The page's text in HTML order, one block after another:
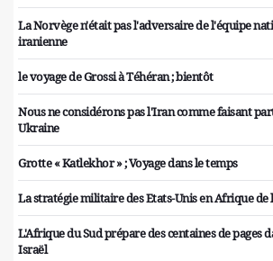
La Norvège n'était pas l'adversaire de l'équipe
iranienne
le voyage de Grossi à Téhéran ; bientôt
Nous ne considérons pas l'Iran comme faisant
Ukraine
Grotte « Katlekhor » ; Voyage dans le temps
La stratégie militaire des Etats-Unis en Afrique de
L'Afrique du Sud prépare des centaines de pages
Israël